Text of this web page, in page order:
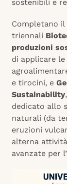
sostenibili e
Completano
triennali
produzioni
di applicare
e tirocini, e
Sustainability
dedicato allo
naturali (da
eruzioni
alterna
avanzate per